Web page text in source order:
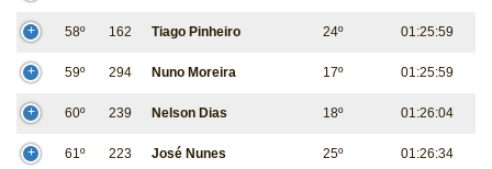
58º 162 Tiago Pinheiro 24º 01:25:59
59º 294 Nuno Moreira 17º 01:25:59
60º 239 Nelson Dias 18º 01:26:04
61º 223 José Nunes 25º 01:26:34